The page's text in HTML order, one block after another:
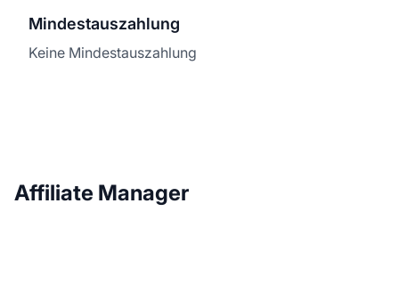
Mindestauszahlung
Keine Mindestauszahlung
Affiliate Manager